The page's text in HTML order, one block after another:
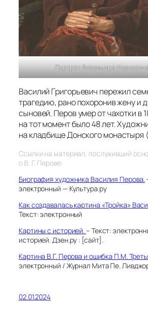
Портрет Владимира
Василий Григорьевич пережил
трагедию, рано похоронив жену и
сыновей. Перов умер от чахотки в
на тот момент было 48 лет.
на кладбищеДонского монастыря
Ссылки на материал, послуживший
о В. Г. Перове:
Биография художника Василия Перова.
электронный — Культура.ру
Как создавалась картина «Тройка»
Текст: электронный
Картины с историей. – Текст:
историей. Дзен.ру : [сайт].
Картина В.Г. Перова и ошибка П.М.
электронный / Журнал Мита Пе.
02.01.2024